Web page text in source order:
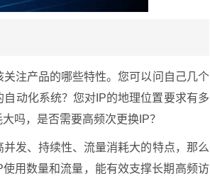
注产品的哪些特性。您可以问自己几个
动化系统？您对IP的地理位置要求有多
吗，是否需要高频次更换IP？
发、持续性、流量消耗大的特点，那么
用数量和流量，能有效支撑长期高频访